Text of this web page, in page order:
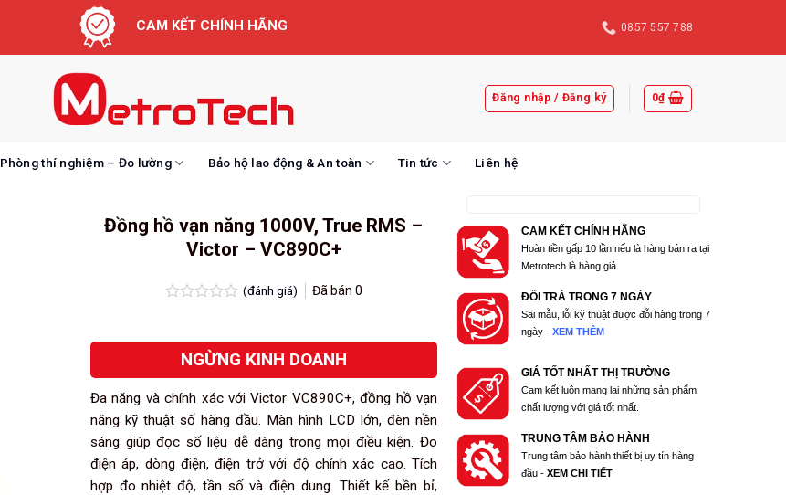
CAM KẾT CHÍNH HÃNG 0857 557 788
Đăng nhập / Đăng ký 0₫
Phòng thí nghiệm – Đo lường Bảo hộ lao động & An toàn Tin tức Liên hệ
Đồng hồ vạn năng 1000V, True RMS –
Victor – VC890C+
hạng
0.0
(đánh giá) Đã bán 0
NGỪNG KINH DOANH
Đa năng và chính xác với Victor VC890C+, đồng hồ vạn
năng kỹ thuật số hàng đầu. Màn hình LCD lớn, đèn nền
sáng giúp đọc số liệu dễ dàng trong mọi điều kiện. Đo
điện áp, dòng điện, điện trở với độ chính xác cao. Tích
hợp đo nhiệt độ, tần số và điện dung. Thiết kế bền bỉ,
CAM KẾT CHÍNH HÃNG
Hoàn tiền gấp 10 lần nếu là hàng bán ra tại
Metrotech là hàng giả.
ĐỔI TRẢ TRONG 7 NGÀY
Sai mẫu, lỗi kỹ thuật được đỗi hàng trong 7
ngày -XEM THÊM
GIÁ TỐT NHẤT THỊ TRƯỜNG
Cam kết luôn mang lại những sản phẩm
chất lượng với giá tốt nhất.
TRUNG TÂM BẢO HÀNH
Trung tâm bảo hành thiết bị uy tín hàng
đầu - XEM CHI TIẾT